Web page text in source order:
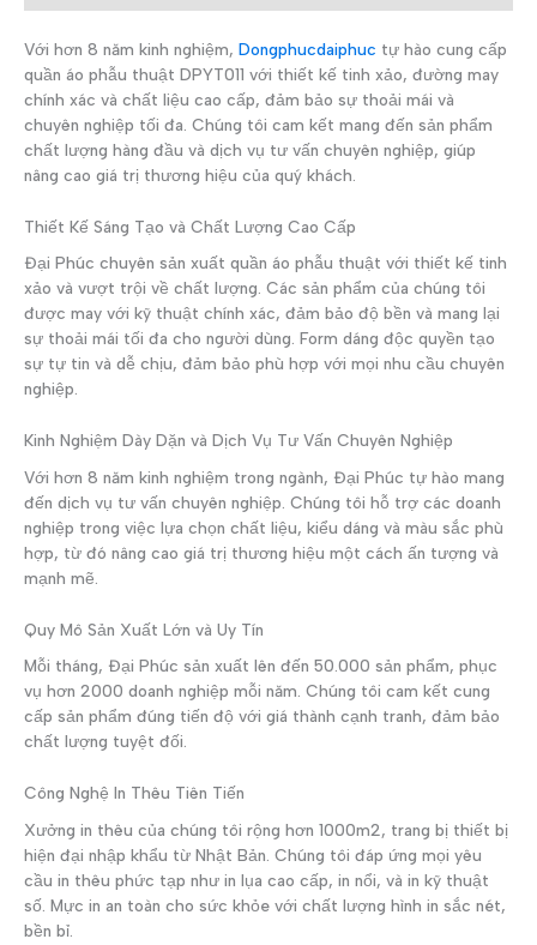
Với hơn 8 năm kinh nghiệm, Dongphucdaiphuc tự hào cung cấp
quần áo phẫu thuật DPYT011 với thiết kế tinh xảo, đường may
chính xác và chất liệu cao cấp, đảm bảo sự thoải mái và
chuyên nghiệp tối đa. Chúng tôi cam kết mang đến sản phẩm
chất lượng hàng đầu và dịch vụ tư vấn chuyên nghiệp, giúp
nâng cao giá trị thương hiệu của quý khách.
Thiết Kế Sáng Tạo và Chất Lượng Cao Cấp
Đại Phúc chuyên sản xuất quần áo phẫu thuật với thiết kế tinh
xảo và vượt trội về chất lượng. Các sản phẩm của chúng tôi
được may với kỹ thuật chính xác, đảm bảo độ bền và mang lại
sự thoải mái tối đa cho người dùng. Form dáng độc quyền tạo
sự tự tin và dễ chịu, đảm bảo phù hợp với mọi nhu cầu chuyên
nghiệp.
Kinh Nghiệm Dày Dặn và Dịch Vụ Tư Vấn Chuyên Nghiệp
Với hơn 8 năm kinh nghiệm trong ngành, Đại Phúc tự hào mang
đến dịch vụ tư vấn chuyên nghiệp. Chúng tôi hỗ trợ các doanh
nghiệp trong việc lựa chọn chất liệu, kiểu dáng và màu sắc phù
hợp, từ đó nâng cao giá trị thương hiệu một cách ấn tượng và
mạnh mẽ.
Quy Mô Sản Xuất Lớn và Uy Tín
Mỗi tháng, Đại Phúc sản xuất lên đến 50.000 sản phẩm, phục
vụ hơn 2000 doanh nghiệp mỗi năm. Chúng tôi cam kết cung
cấp sản phẩm đúng tiến độ với giá thành cạnh tranh, đảm bảo
chất lượng tuyệt đối.
Công Nghệ In Thêu Tiên Tiến
Xưởng in thêu của chúng tôi rộng hơn 1000m2, trang bị thiết bị
hiện đại nhập khẩu từ Nhật Bản. Chúng tôi đáp ứng mọi yêu
cầu in thêu phức tạp như in lụa cao cấp, in nổi, và in kỹ thuật
số. Mực in an toàn cho sức khỏe với chất lượng hình in sắc nét,
bền bỉ.